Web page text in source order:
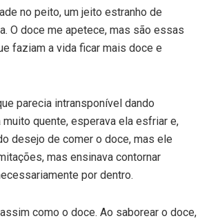
no peito, um jeito estranho de
O doce me apetece, mas são essas
faziam a vida ficar mais doce e
parecia intransponível dando
muito quente, esperava ela esfriar e,
desejo de comer o doce, mas ele
mas ensinava contornar
por dentro.
como o doce. Ao saborear o doce,